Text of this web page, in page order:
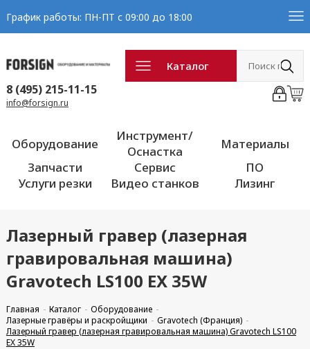
График работы: ПН-ПТ с 09:00 до 18:00
Каталог
8 (495) 215-11-15
info@forsign.ru
Оборудование
Инструмент/
Оснастка
Материалы
Запчасти
Сервис
ПО
Услуги резки
Видео станков Лизинг
Лазерный гравер (лазерная
гравировальная машина)
Gravotech LS100 EX 35W
Главная Каталог
Оборудование
Лазерные гравёры и раскройщики
Gravotech (Франция)
Лазерный гравер (лазерная гравировальная машина) Gravotech LS100
EX 35W